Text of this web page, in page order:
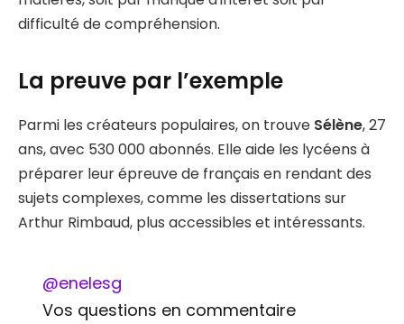
difficulté de compréhension.
La preuve par l’exemple
Parmi les créateurs populaires, on trouve Sélène, 27
ans, avec 530 000 abonnés. Elle aide les lycéens à
préparer leur épreuve de français en rendant des
sujets complexes, comme les dissertations sur
Arthur Rimbaud, plus accessibles et intéressants.
@enelesg
Vos questions en commentaire